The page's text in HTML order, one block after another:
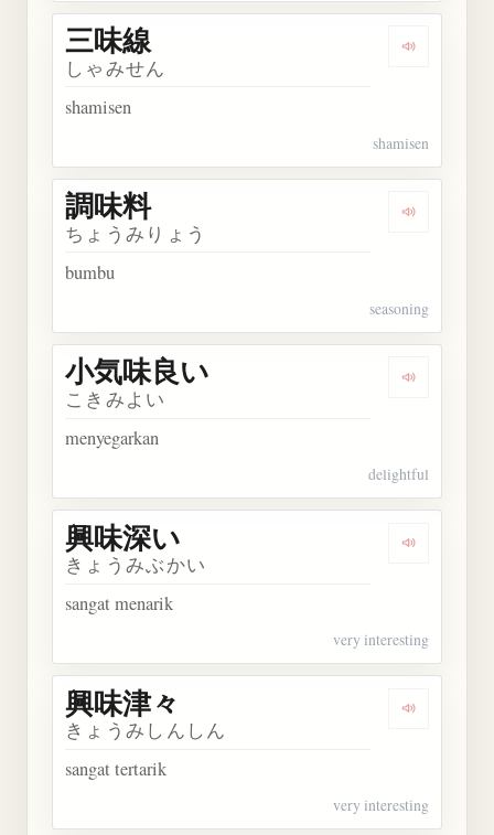
Dengarkan
三味線
しゃみせん
shamisen
shamisen
Dengarkan
調味料
ちょうみりょう
bumbu
seasoning
Dengarkan
小気味良い
こきみよい
menyegarkan
delightful
Dengarkan
興味深い
きょうみぶかい
sangat menarik
very interesting
Dengarkan
興味津々
きょうみしんしん
sangat tertarik
very interesting